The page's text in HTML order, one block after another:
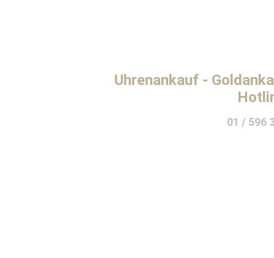
Uhrenankauf -
01 / 596